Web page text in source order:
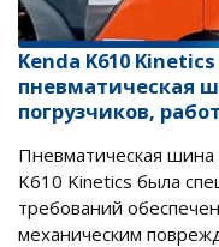
Kenda K610
пневматическая
погрузчиков,
Пневматическая шина
K610 Kinetics была
требований
механическим